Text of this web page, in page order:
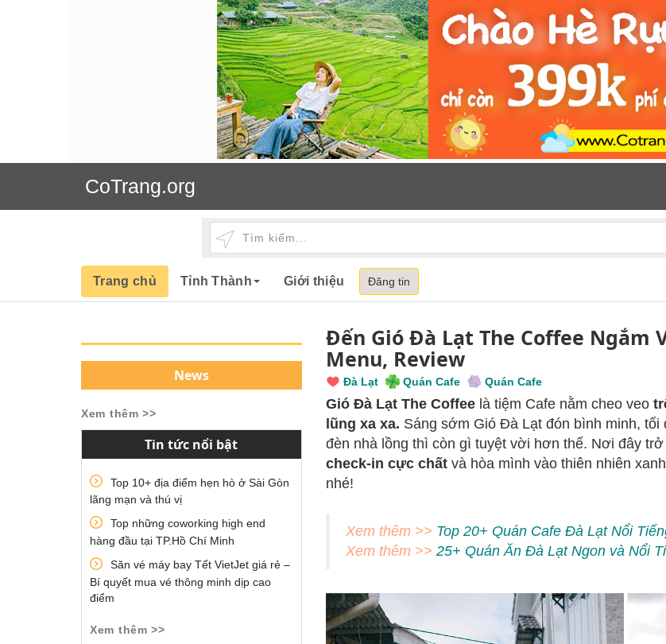
CoTrang.org
Trang chủ Tỉnh Thành Giới thiệu Đăng tin
News
Xem thêm >>
Tin tức nổi bật
Top 10+ địa điểm hẹn hò ở Sài Gòn
lãng mạn và thú vị
Top những coworking high end
hàng đầu tại TP.Hồ Chí Minh
Săn vé máy bay Tết VietJet giá rẻ –
Bí quyết mua vé thông minh dịp cao
điểm
Xem thêm >>
Đến Gió Đà Lạt The Coffee Ngắm
Menu, Review
Đà Lạt Quán Cafe Quán Cafe
Gió Đà Lạt The Coffee là tiệm Cafe nằm cheo veo
lũng xa xa. Sáng sớm Gió Đà Lạt đón bình minh,
đèn nhà lồng thì còn gì tuyệt vời hơn thế. Nơi đây
check-in cực chấtvà hòa mình vào thiên nhiên
nhé!
Xem thêm >> Top 20+ Quán Cafe Đà Lạt Nổi
Xem thêm >> 25+ Quán Ăn Đà Lạt Ngon và Nổi